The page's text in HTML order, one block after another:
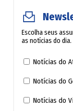
Escolha seus
as notícias do dia.
Notícias do
Notícias do
Notícias do